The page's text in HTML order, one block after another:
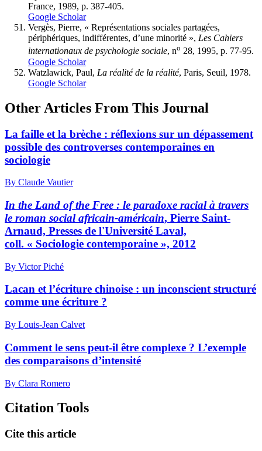
France, 1989, p. 387-405.
Google Scholar
Vergès, Pierre, « Représentations sociales partagées,
périphériques, indifférentes, d’une minorité », Les Cahiers
internationaux de psychologie sociale, no 28, 1995, p. 77-95.
Google Scholar
Watzlawick, Paul, La réalité de la réalité, Paris, Seuil, 1978.
Google Scholar
Other Articles From This Journal
La faille et la brèche : réflexions sur un dépassement
possible des controverses contemporaines en
sociologie
By Claude Vautier
In the Land of the Free : le paradoxe racial à travers
le roman social africain-américain, Pierre Saint-
Arnaud, Presses de l'Université Laval,
coll. « Sociologie contemporaine », 2012
By Victor Piché
Lacan et l’écriture chinoise : un inconscient structuré
comme une écriture ?
By Louis-Jean Calvet
Comment le sens peut-il être complexe ? L’exemple
des comparaisons d’intensité
By Clara Romero
Citation Tools
Cite this article